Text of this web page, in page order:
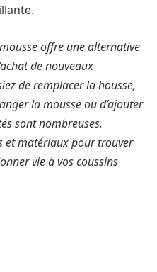
offre une alternative
de nouveaux
de remplacer la housse,
la mousse ou d’ajouter
sont nombreuses.
et matériaux pour trouver
vie à vos coussins